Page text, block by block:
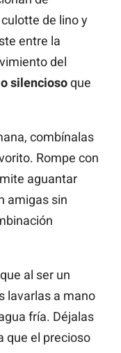
de lino y
entre la
del
silenciosoque
combínalas
Rompe con
aguantar
amigas sin
al ser un
lavarlas a mano
fría. Déjalas
que el precioso